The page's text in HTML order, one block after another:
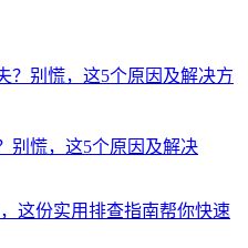
别慌，这5个原因及解决